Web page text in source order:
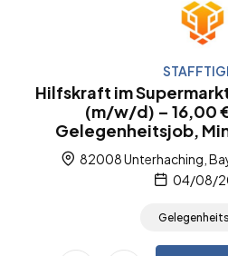
Hilfskraft im
(m/w/d) – 16,00
Gelegenheitsjob,
82008 Unterhaching,
04/08/